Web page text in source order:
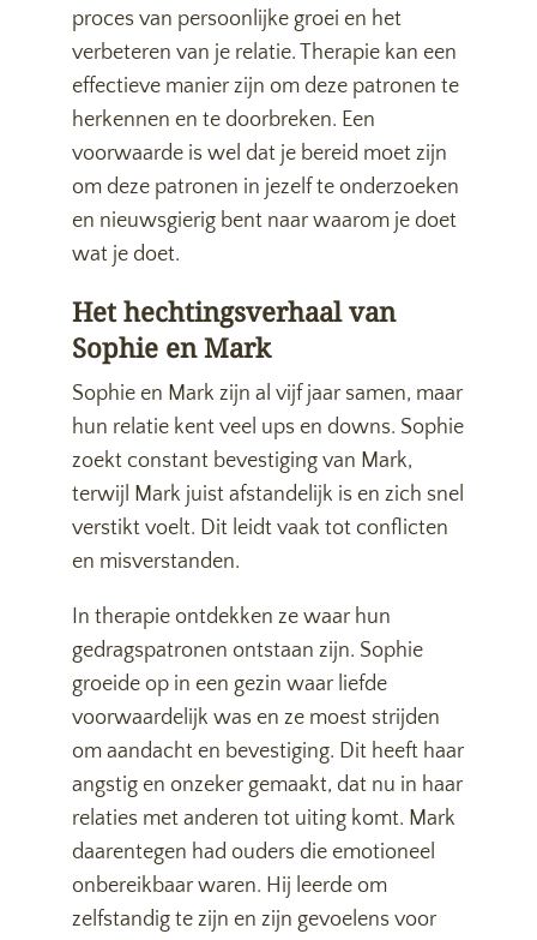
proces van persoonlijke groei en het
verbeteren van je relatie. Therapie kan een
effectieve manier zijn om deze patronen te
herkennen en te doorbreken. Een
voorwaarde is wel dat je bereid moet zijn
om deze patronen in jezelf te onderzoeken
en nieuwsgierig bent naar waarom je doet
wat je doet.
Het hechtingsverhaal van
Sophie en Mark
Sophie en Mark zijn al vijf jaar samen, maar
hun relatie kent veel ups en downs. Sophie
zoekt constant bevestiging van Mark,
terwijl Mark juist afstandelijk is en zich snel
verstikt voelt. Dit leidt vaak tot conflicten
en misverstanden.
In therapie ontdekken ze waar hun
gedragspatronen ontstaan zijn. Sophie
groeide op in een gezin waar liefde
voorwaardelijk was en ze moest strijden
om aandacht en bevestiging. Dit heeft haar
angstig en onzeker gemaakt, dat nu in haar
relaties met anderen tot uiting komt. Mark
daarentegen had ouders die emotioneel
onbereikbaar waren. Hij leerde om
zelfstandig te zijn en zijn gevoelens voor